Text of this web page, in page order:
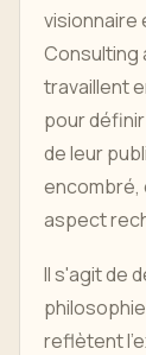
visionnaire
Consulting
travaillent
pour
de leur
encombré,
aspect
Il s'agit de
reflètent